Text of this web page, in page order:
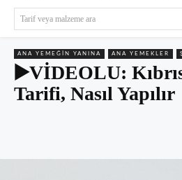
Tarif veya malzeme ara
ANA YEMEĞIN YANINA ANA YEMEKLER
▶️VİDEOLU:
Tarifi, Nasıl Yapılır